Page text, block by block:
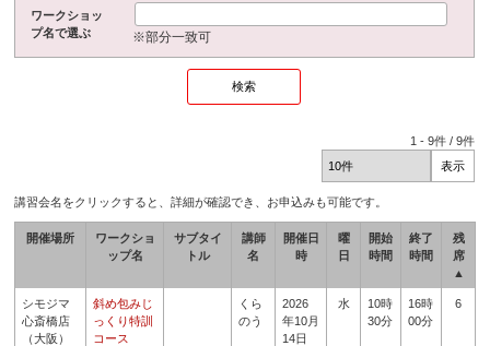
ワークショッ
プ名で選ぶ
※部分一致可
1 -9件 /9件
講習会名をクリックすると、詳細が確認でき、お申込みも可能です。
開催場所
ワークショ
ップ名
サブタイ
トル
講師
名
開催日
時
曜
日
開始
時間
終了
時間
残
席
▲
シモジマ
心斎橋店
（大阪）
斜め包みじ
っくり特訓
コース
くら
のう
2026
年10月
14日
水
10時
30分
16時
00分
6